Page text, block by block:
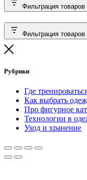
Фильтрация товаров
Фильтрация товаров
Рубрики
Где
Как выбрать
Про фигурное
Технологии в
Уход и хранение